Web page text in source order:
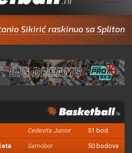
Sikirić raskinuo sa Splitom pa
Cedevita Junior 51 bod
Samobor 50 bodova